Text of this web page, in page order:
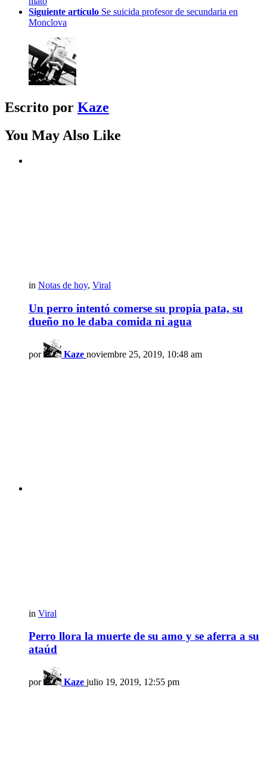
Siguiente artículo Se suicida profesor de secundaria en
Monclova
Escrito por Kaze
You May Also Like
in Notas de hoy, Viral
Un perro intentó comerse su propia pata, su
dueño no le daba comida ni agua
por Kaze noviembre 25, 2019, 10:48 am
in Viral
Perro llora la muerte de su amo y se aferra a su
ataúd
por Kaze julio 19, 2019, 12:55 pm